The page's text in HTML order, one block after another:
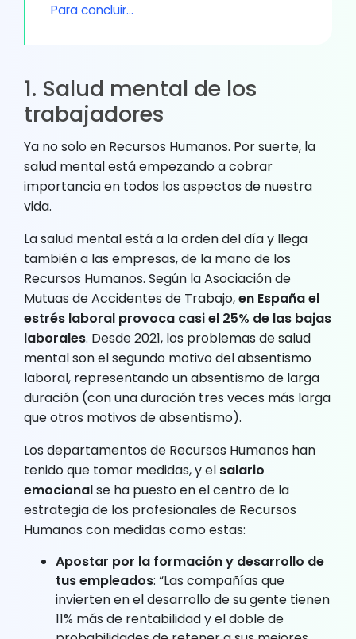
Para concluir…
1. Salud mental de los
trabajadores
Ya no solo en Recursos Humanos. Por suerte, la
salud mental está empezando a cobrar
importancia en todos los aspectos de nuestra
vida.
La salud mental está a la orden del día y llega
también a las empresas, de la mano de los
Recursos Humanos. Según la Asociación de
Mutuas de Accidentes de Trabajo,en España el
estrés laboral provoca casi el 25% de las bajas
laborales. Desde 2021, los problemas de salud
mental son el segundo motivo del absentismo
laboral, representando un absentismo de larga
duración (con una duración tres veces más larga
que otros motivos de absentismo).
Los departamentos de Recursos Humanos han
tenido que tomar medidas, y el salario
emocionalse ha puesto en el centro de la
estrategia de los profesionales de Recursos
Humanos con medidas como estas:
Apostar por la formación y desarrollo de
tus empleados: “Las compañías que
invierten en el desarrollo de su gente tienen
11% más de rentabilidad y el doble de